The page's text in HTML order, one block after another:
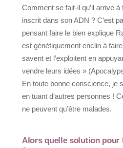
Comment se fait-il qu’il arrive
inscrit dans son ADN ? C’est
pensant faire le bien explique
est génétiquement enclin à
savent et l’exploitent en
vendre leurs idées »
En toute bonne conscience, je
en tuant d’autres personnes !
ne peuvent qu’être malades.
Alors quelle solution pour